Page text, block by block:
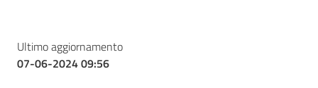
Ultimo aggiornamento
07-06-2024 09:56